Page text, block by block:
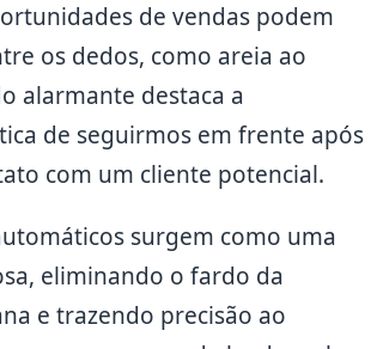
de vendas podem
os dedos, como areia ao
alarmante destaca a
de seguirmos em frente após
com um cliente potencial.
surgem como uma
eliminando o fardo da
e trazendo precisão ao